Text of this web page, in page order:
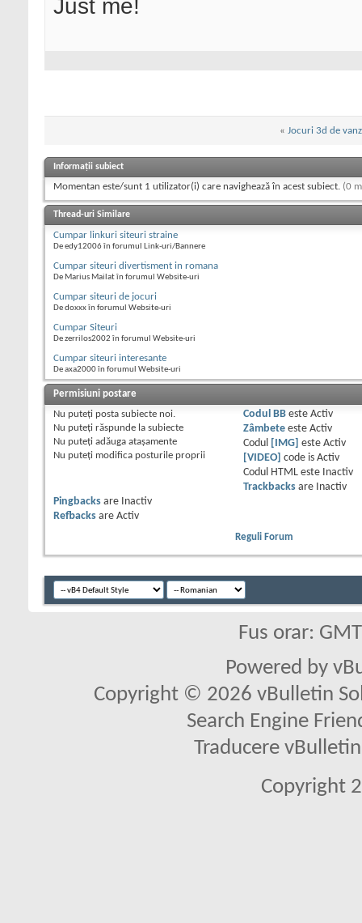
Just me!
« Jocuri 3d de
Informații subiect
Momentan este/sunt 1 utilizator(i) care navighează în acest subiect. (0
Thread-uri Similare
Cumpar linkuri siteuri straine
De edy12006 în forumul Link-uri/Bannere
Cumpar siteuri divertisment in romana
De Marius Mailat în forumul Website-uri
Cumpar siteuri de jocuri
De doxxx în forumul Website-uri
Cumpar Siteuri
De zerrilos2002 în forumul Website-uri
Cumpar siteuri interesante
De axa2000 în forumul Website-uri
Permisiuni postare
Nu puteţi posta subiecte noi.
Nu puteţi răspunde la subiecte
Nu puteţi adăuga ataşamente
Nu puteţi modifica posturile proprii
Codul BBeste Activ
Zâmbeteeste Activ
Codul
[IMG] este Activ
[VIDEO]
code is Activ
Codul HTML este
Inactiv
Trackbacksare
Inactiv
Pingbacks are
Inactiv
Refbacks are Activ
Reguli Forum
Fus orar:
Powered by
Copyright © 2026 vBulletin
Search Engine
Traducere
Copyright